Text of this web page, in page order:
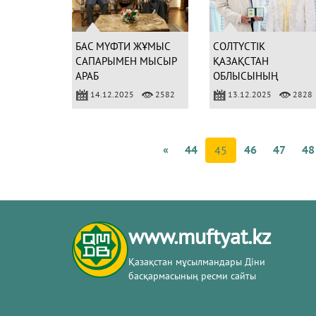
БАС МҮФТИ ЖҰМЫС
САПАРЫМЕН МЫСЫР
АРАБ
РЕСПУБЛИКАСЫНА
КЕЛДІ
14.12.2025 2582
СОЛТҮСТІК
ҚАЗАҚСТАН
ОБЛЫСЫНЫҢ
ИМАМДАРЫ
МЕРЕКЕЛІК
МАРАПАТТАЛДЫ
13.12.2025 2828
« 44 45 46 47 48
www.muftyat.kz
Қазақстан мұсылмандары Діни
басқармасының ресми сайты